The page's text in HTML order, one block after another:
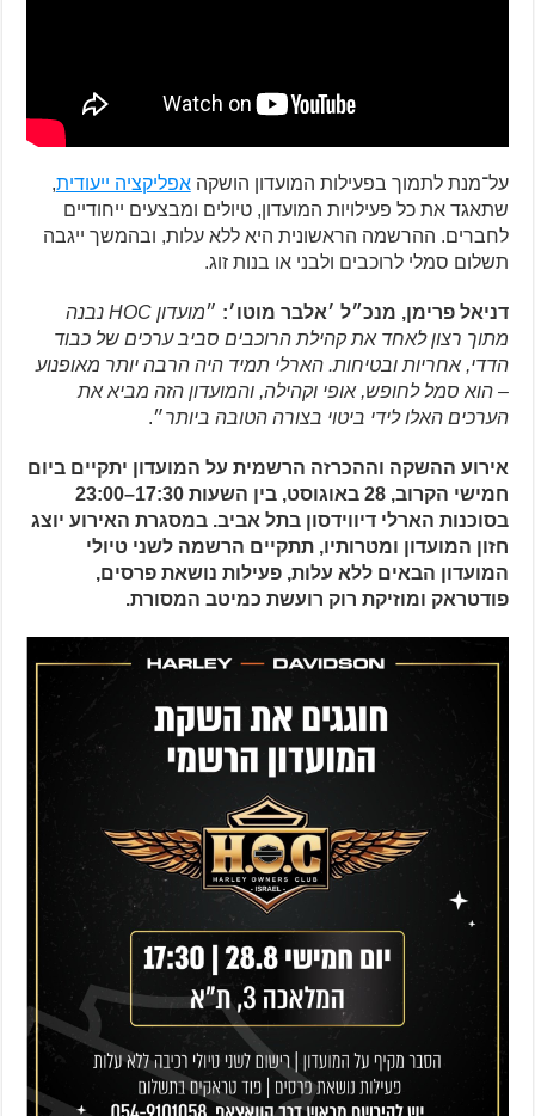
על־מנת לתמוך בפעילות המועדון הושקהאפליקציה ייעודית,
שתאגד את כל פעילויות המועדון, טיולים ומבצעים ייחודיים
לחברים. ההרשמה הראשונית היא ללא עלות, ובהמשך ייגבה
תשלום סמלי לרוכבים ולבני או בנות זוג.
דניאל פרימן, מנכ״ל ׳אלבר מוטו׳: ״
מועדון HOC נבנה
מתוך רצון לאחד את קהילת הרוכבים סביב ערכים של כבוד
הדדי, אחריות ובטיחות. הארלי תמיד היה הרבה יותר מאופנוע
– הוא סמל לחופש, אופי וקהילה, והמועדון הזה מביא את
הערכים האלו לידי ביטוי בצורה הטובה ביותר״.
אירוע ההשקה וההכרזה הרשמית על המועדון יתקיים ביום
חמישי הקרוב, 28 באוגוסט, בין השעות 17:30–23:00
בסוכנות הארלי דיווידסון בתל אביב. במסגרת האירוע יוצג
חזון המועדון ומטרותיו, תתקיים הרשמה לשני טיולי
המועדון הבאים ללא עלות, פעילות נושאת פרסים,
פודטראק ומוזיקת רוק רועשת כמיטב המסורת.